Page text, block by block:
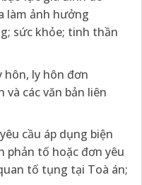
làm ảnh hưởng
sức khỏe; tinh thần
ly hôn đơn
các văn bản liên
cầu áp dụng biện
phản tố hoặc đơn yêu
tố tụng tại Toà án;